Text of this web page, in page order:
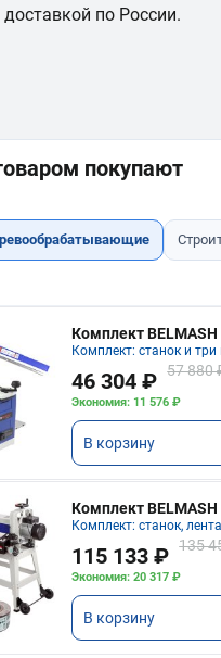
по России.
покупают
Комплект
Комплект: станок и
46 304 ₽ 57 880
Экономия: 11 576 ₽
В корзину
Комплект BELMASH
Комплект: станок,
115 133 ₽ 135
Экономия: 20 317 ₽
В корзину